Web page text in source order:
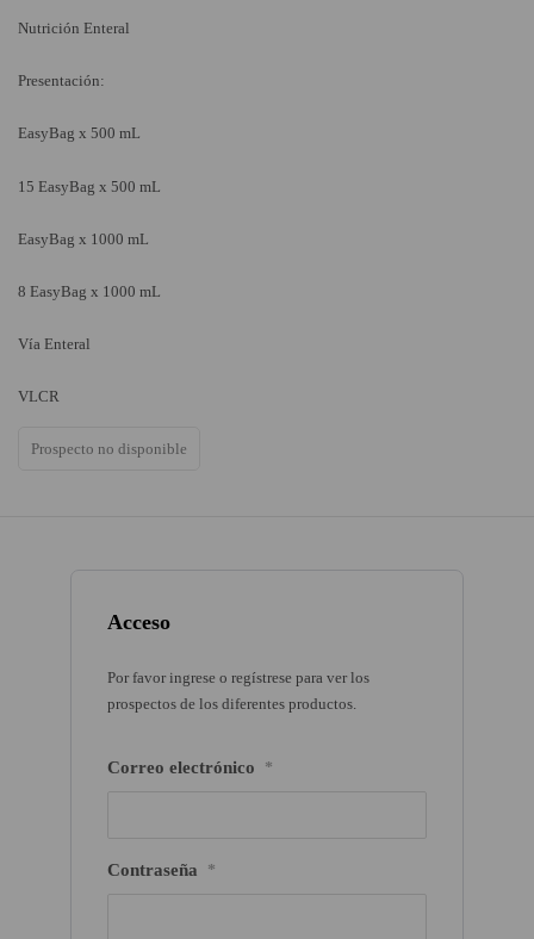
Acceso
Por favor ingrese o regístrese para ver los
prospectos de los diferentes productos.
Correo electrónico *
Contraseña *
Nutrición Enteral
Presentación:
EasyBag x 500 mL
15 EasyBag x 500 mL
EasyBag x 1000 mL
8 EasyBag x 1000 mL
Vía Enteral
VLCR
Prospecto no disponible